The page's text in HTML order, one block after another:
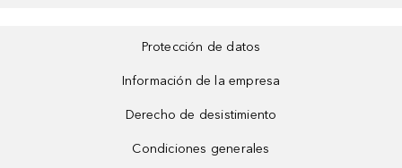
Protección de datos
Información de la empresa
Derecho de desistimiento
Condiciones generales